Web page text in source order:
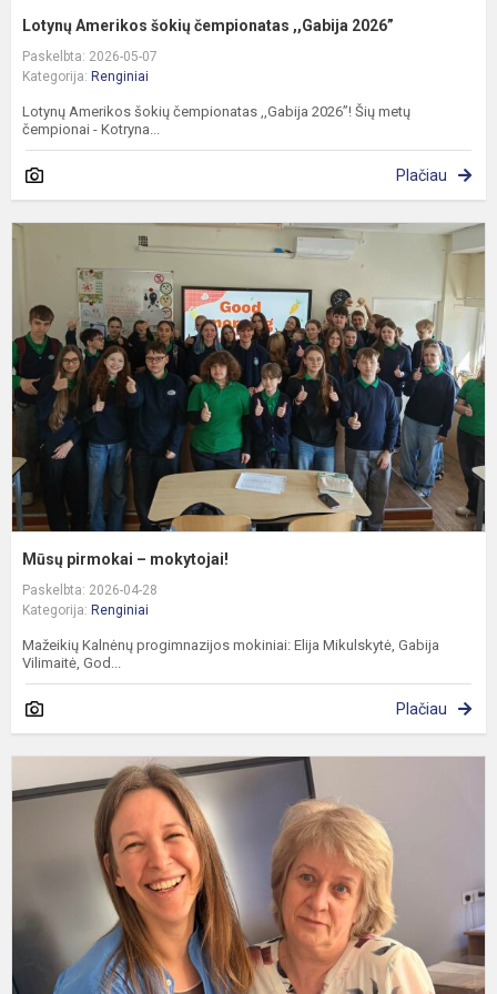
Lotynų Amerikos šokių čempionatas ,,Gabija 2026”
Paskelbta: 2026-05-07
Kategorija: Renginiai
Lotynų Amerikos šokių čempionatas ,,Gabija 2026”! Šių metų
čempionai - Kotryna...
Plačiau
Mūsų pirmokai – mokytojai!
Paskelbta: 2026-04-28
Kategorija: Renginiai
Mažeikių Kalnėnų progimnazijos mokiniai: Elija Mikulskytė, Gabija
Vilimaitė, God...
Plačiau